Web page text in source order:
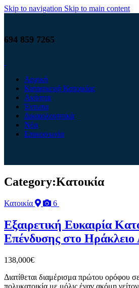
Skip to navigation Skip to main content
694 859 7265
Αρχική
Κατασκευή Κατοικίας
Ακίνητα
Έντυπα
Δικαιολογητικά
Νέα
Επικοινωνία
Category:Κατοικία
Κατοικία 6
Εξαιρετική Ευκαιρία
Επένδυσης στο Ηράκλειο
138,000€
Διατίθεται διαμέρισμα πρώτου ορόφου
πολυκατοικία με μόλις έναν ακόμη